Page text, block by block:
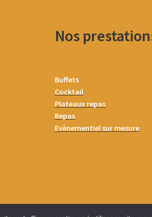
Nos
Buffets
Cocktail
Plateaux repas
Repas
Evènementiel sur mesure